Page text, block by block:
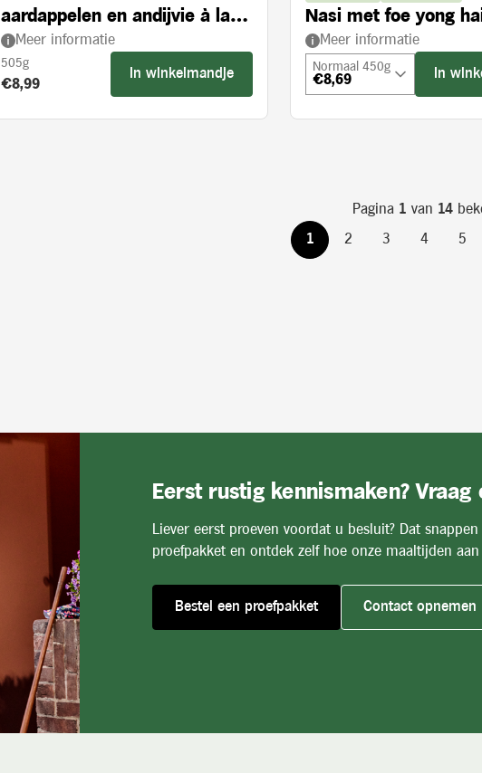
aardappelen en andijvie à la
crème
Meer informatie
505g
Product prijs:
€8,99
In winkelmandje
Nasi met foe yong
Meer informatie
Normaal 450g
€8,69 In
Pagina 1 van 14
1 2 3 4 5
Eerst rustig kennismaken?
Liever eerst proeven voordat u besluit? Dat
proefpakket en ontdek zelf hoe onze maaltijden
Bestel een proefpakket Contact opnemen